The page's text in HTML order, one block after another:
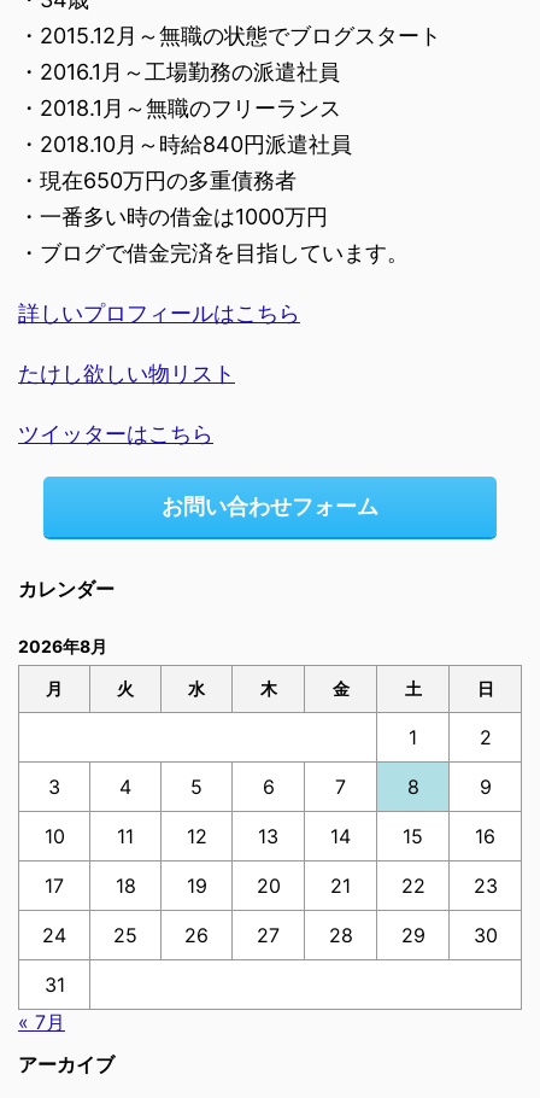
・2015.12月～無職の状態でブログスタート
・2016.1月～工場勤務の派遣社員
・2018.1月～無職のフリーランス
・2018.10月～時給840円派遣社員
・現在650万円の多重債務者
・一番多い時の借金は1000万円
・ブログで借金完済を目指しています。
詳しいプロフィールはこちら
たけし欲しい物リスト
ツイッターはこちら
お問い合わせフォーム
カレンダー
2026年8月
月 火 水 木 金 土 日
1 2
3 4 5 6 7 8 9
10 11 12 13 14 15 16
17 18 19 20 21 22 23
24 25 26 27 28 29 30
31
« 7月
アーカイブ